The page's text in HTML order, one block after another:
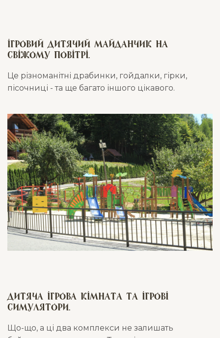
ігровий дитячий майданчик на
свіжому повітрі.
Це різноманітні драбинки, гойдалки, гірки,
пісочниці - та ще багато іншого цікавого.
Дитяча ігрова кімната та ігрові
симулятори.
Що-що, а ці два комплекси не залишать